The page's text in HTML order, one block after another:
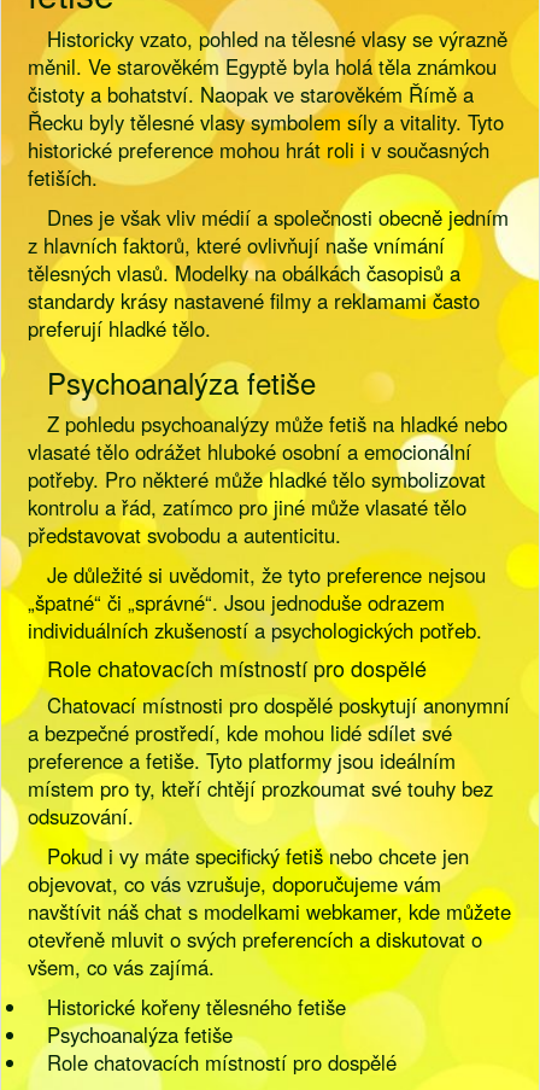
Historicky vzato, pohled na tělesné vlasy se výrazně
měnil. Ve starověkém Egyptě byla holá těla známkou
čistoty a bohatství. Naopak ve starověkém Římě a
Řecku byly tělesné vlasy symbolem síly a vitality. Tyto
historické preference mohou hrát roli i v současných
fetiších.
Dnes je však vliv médií a společnosti obecně jedním
z hlavních faktorů, které ovlivňují naše vnímání
tělesných vlasů. Modelky na obálkách časopisů a
standardy krásy nastavené filmy a reklamami často
preferují hladké tělo.
Psychoanalýza fetiše
Z pohledu psychoanalýzy může fetiš na hladké nebo
vlasaté tělo odrážet hluboké osobní a emocionální
potřeby. Pro některé může hladké tělo symbolizovat
kontrolu a řád, zatímco pro jiné může vlasaté tělo
představovat svobodu a autenticitu.
Je důležité si uvědomit, že tyto preference nejsou
„špatné“ či „správné“. Jsou jednoduše odrazem
individuálních zkušeností a psychologických potřeb.
Role chatovacích místností pro dospělé
Chatovací místnosti pro dospělé poskytují anonymní
a bezpečné prostředí, kde mohou lidé sdílet své
preference a fetiše. Tyto platformy jsou ideálním
místem pro ty, kteří chtějí prozkoumat své touhy bez
odsuzování.
Pokud i vy máte specifický fetiš nebo chcete jen
objevovat, co vás vzrušuje, doporučujeme vám
navštívit náš chat s modelkami webkamer, kde můžete
otevřeně mluvit o svých preferencích a diskutovat o
všem, co vás zajímá.
Historické kořeny tělesného fetiše
Psychoanalýza fetiše
Role chatovacích místností pro dospělé